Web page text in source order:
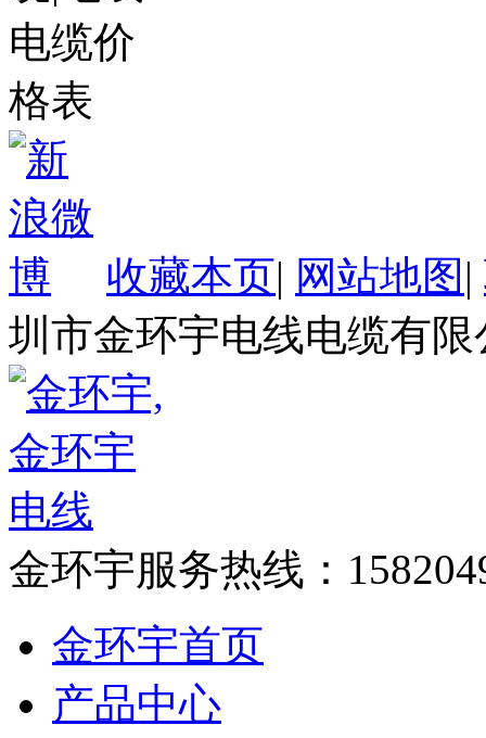
收藏本页| 网站地图 |
圳市金环宇电线电缆有
金环宇服务热线：
金环宇首页
产品中心